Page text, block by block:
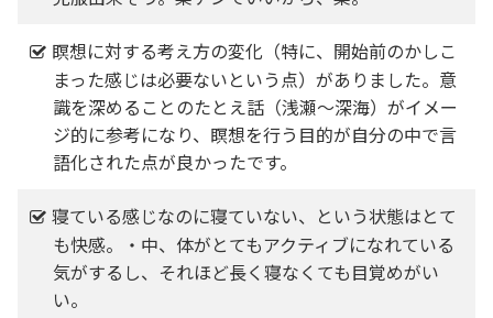
瞑想に対する考え方の変化（特に、開始前のかしこ
まった感じは必要ないという点）がありました。意
識を深めることのたとえ話（浅瀬～深海）がイメー
ジ的に参考になり、瞑想を行う目的が自分の中で言
語化された点が良かったです。
寝ている感じなのに寝ていない、という状態はとて
も快感。・中、体がとてもアクティブになれている
気がするし、それほど長く寝なくても目覚めがい
い。